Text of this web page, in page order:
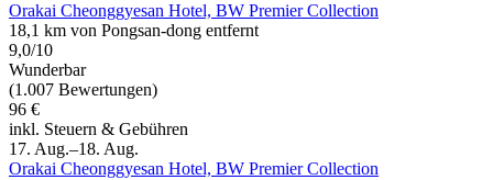
Orakai Cheonggyesan Hotel, BW Premier Collection
18,1 km von Pongsan-dong entfernt
9,0/10
Wunderbar
(1.007 Bewertungen)
96 €
inkl. Steuern & Gebühren
17. Aug.–18. Aug.
Orakai Cheonggyesan Hotel, BW Premier Collection